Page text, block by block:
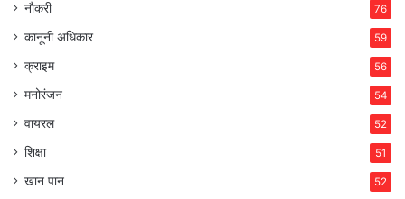
नौकरी 76
कानूनी अधिकार 59
क्राइम 56
मनोरंजन 54
वायरल 52
शिक्षा 51
खान पान 52